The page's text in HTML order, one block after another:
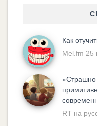
Как
Mel.fm 25
RT на